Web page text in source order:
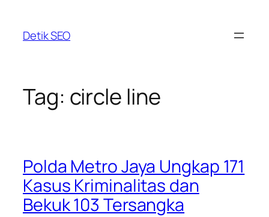
content
Detik SEO
Tag: circle line
Polda Metro Jaya Ungkap 171
Kasus Kriminalitas dan
Bekuk 103 Tersangka